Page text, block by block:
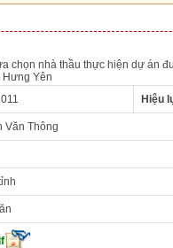
chọn nhà thầu thực hiện dự án
Yên
Hiệu
Văn Thông